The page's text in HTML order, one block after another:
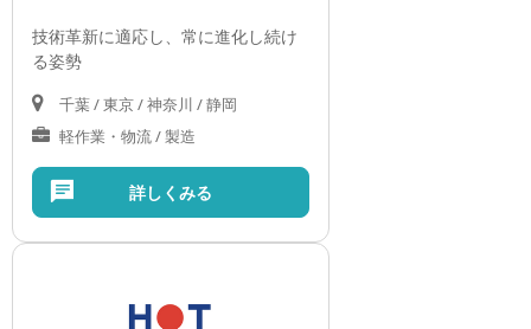
技術革新に適応し、常に進化し続け
る姿勢
千葉 / 東京 / 神奈川 / 静岡
軽作業・物流 / 製造
詳しくみる